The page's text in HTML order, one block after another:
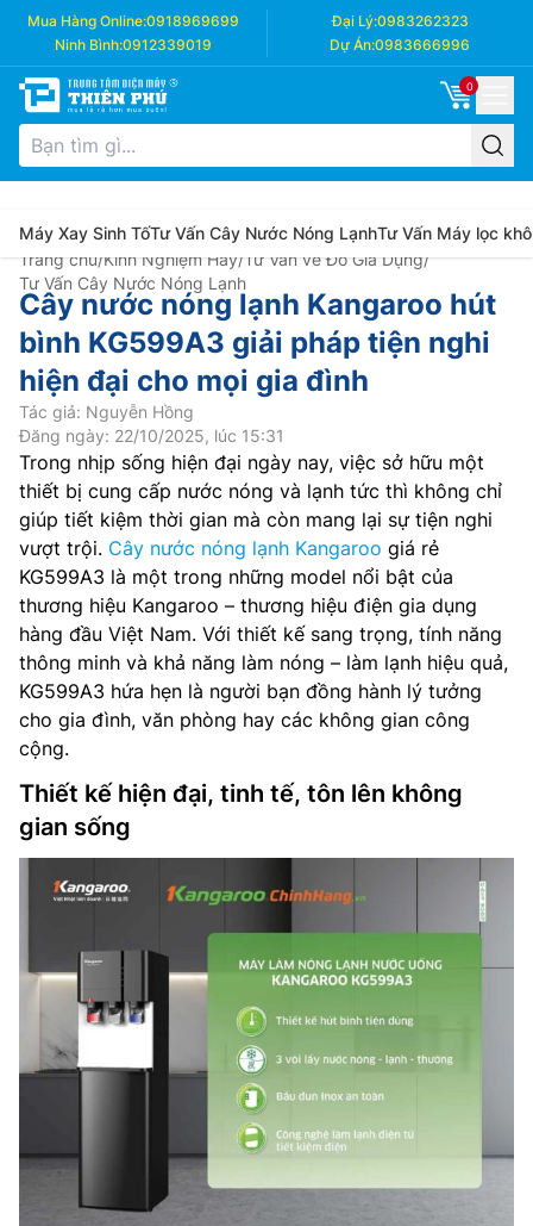
Mua Hàng Online:0918969699 Đại Lý:0983262323
Ninh Bình:0912339019 Dự Án:0983666996
0
Máy Xay Sinh TốTư Vấn Cây Nước Nóng LạnhTư Vấn Máy lọc
Trang chủ/Kinh Nghiệm Hay/Tư Vấn về Đồ Gia Dụng/
Tư Vấn Cây Nước Nóng Lạnh
Cây nước nóng lạnh Kangaroo hút
bình KG599A3 giải pháp tiện nghi
hiện đại cho mọi gia đình
Tác giả: Nguyễn Hồng
Đăng ngày: 22/10/2025, lúc 15:31
Trong nhịp sống hiện đại ngày nay, việc sở hữu một
thiết bị cung cấp nước nóng và lạnh tức thì không chỉ
giúp tiết kiệm thời gian mà còn mang lại sự tiện nghi
vượt trội. Cây nước nóng lạnh Kangaroo giá rẻ
KG599A3 là một trong những model nổi bật của
thương hiệu Kangaroo – thương hiệu điện gia dụng
hàng đầu Việt Nam. Với thiết kế sang trọng, tính năng
thông minh và khả năng làm nóng – làm lạnh hiệu quả,
KG599A3 hứa hẹn là người bạn đồng hành lý tưởng
cho gia đình, văn phòng hay các không gian công
cộng.
Thiết kế hiện đại, tinh tế, tôn lên không
gian sống